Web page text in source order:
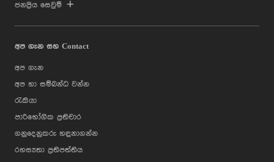
ජනප්‍රිය සෙවුම්
අප ගැන සහ Contact
අප ගැන
අප හා සම්බන්ධ වන්න
රැකියා
පාරිභෝගික ප්‍රතිචාර
ගනුදෙනුකරු හඳුනාගන්න
රහස්‍යතා ප්‍රතිපත්තිය